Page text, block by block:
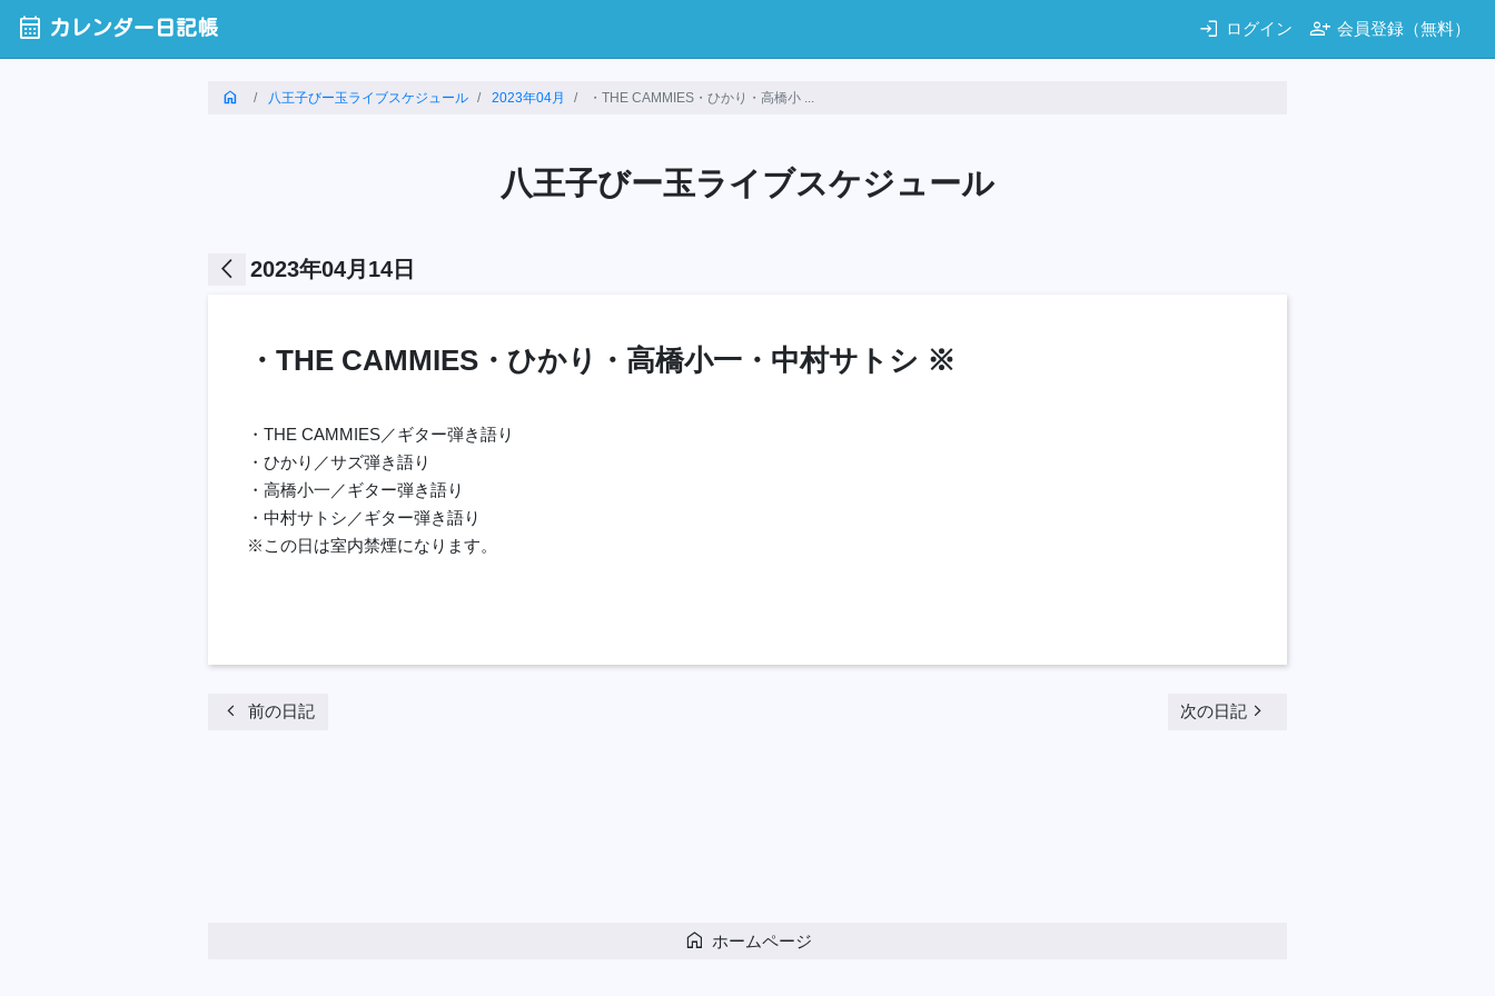
calendar_month カレンダー日記帳 login ログイン person_add 会員登録（無料）
home 八王子びー玉ライブスケジュール 2023年04月 ・THE CAMMIES・ひかり・高橋小 ...
八王子びー玉ライブスケジュール
arrow_back_ios 2023年04月14日
・THE CAMMIES・ひかり・高橋小一・中村サトシ ※
・THE CAMMIES／ギター弾き語り
・ひかり／サズ弾き語り
・高橋小一／ギター弾き語り
・中村サトシ／ギター弾き語り
※この日は室内禁煙になります。
chevron_left 前の日記 次の日記navigate_next
home ホームページ